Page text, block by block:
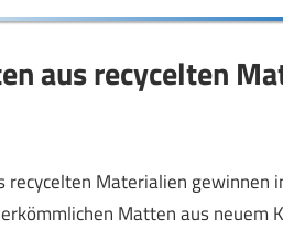
aus recycelten
recycelten Materialien
Matten aus neuem